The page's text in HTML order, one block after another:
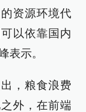
资源环境代
以依靠国内
表示。
，粮食浪费
外，在前端